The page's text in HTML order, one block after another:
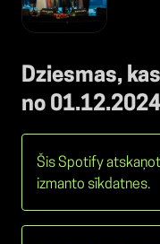
Dziesmas,
no
Šis Spotify
izmanto sīkdatnes.